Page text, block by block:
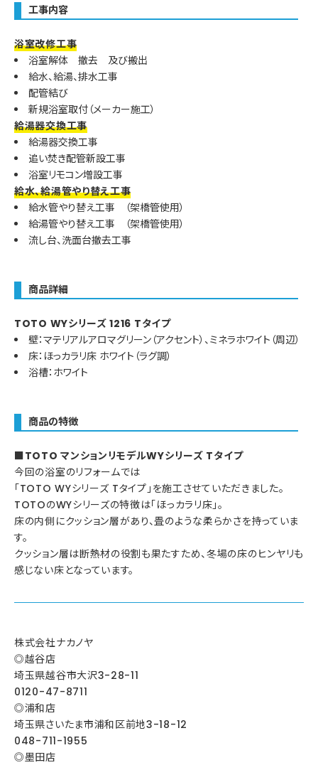
工事内容
浴室改修工事
浴室解体 撤去 及び搬出
給水、給湯、排水工事
配管結び
新規浴室取付（メーカー施工）
給湯器交換工事
給湯器交換工事
追い焚き配管新設工事
浴室リモコン増設工事
給水、給湯管やり替え工事
給水管やり替え工事 （架橋管使用）
給湯管やり替え工事 （架橋管使用）
流し台、洗面台撤去工事
商品詳細
TOTO WYシリーズ 1216 Tタイプ
壁：マテリアルアロマグリーン（アクセント）、ミネラホワイト（周辺）
床：ほっカラリ床 ホワイト（ラグ調）
浴槽：ホワイト
商品の特徴
■TOTO マンションリモデルWYシリーズ Tタイプ
今回の浴室のリフォームでは
「TOTO WYシリーズ Tタイプ」を施工させていただきました。
TOTOのWYシリーズの特徴は「ほっカラリ床」。
床の内側にクッション層があり、畳のような柔らかさを持っていま
す。
クッション層は断熱材の役割も果たすため、冬場の床のヒンヤリも
感じない床となっています。
株式会社ナカノヤ
◎越谷店
埼玉県越谷市大沢3-28-11
0120-47-8711
◎浦和店
埼玉県さいたま市浦和区前地3-18-12
048-711-1955
◎墨田店